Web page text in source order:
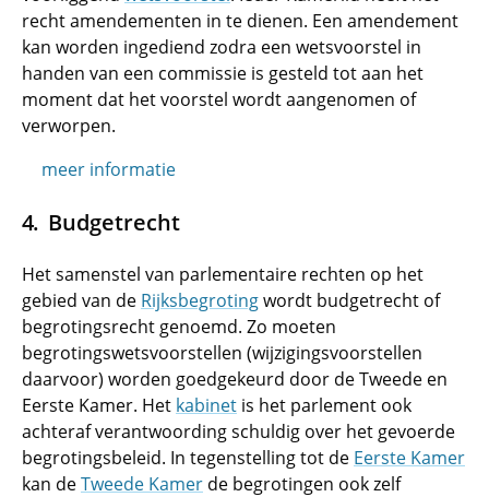
recht amendementen in te dienen. Een amendement
kan worden ingediend zodra een wetsvoorstel in
handen van een commissie is gesteld tot aan het
moment dat het voorstel wordt aangenomen of
verworpen.
meer informatie
Budgetrecht
Het samenstel van parlementaire rechten op het
gebied van de Rijksbegrotingwordt budgetrecht of
begrotingsrecht genoemd. Zo moeten
begrotingswetsvoorstellen (wijzigingsvoorstellen
daarvoor) worden goedgekeurd door de Tweede en
Eerste Kamer. Het kabinet is het parlement ook
achteraf verantwoording schuldig over het gevoerde
begrotingsbeleid. In tegenstelling tot de Eerste Kamer
kan deTweede Kamer de begrotingen ook zelf